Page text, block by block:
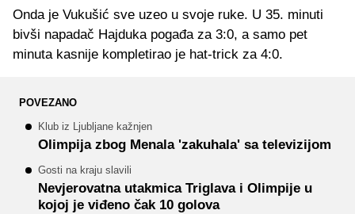
Onda je Vukušić sve uzeo u svoje ruke. U 35. minuti
bivši napadač Hajduka pogađa za 3:0, a samo pet
minuta kasnije kompletirao je hat-trick za 4:0.
POVEZANO
Klub iz Ljubljane kažnjen
Olimpija zbog Menala 'zakuhala' sa televizijom
Gosti na kraju slavili
Nevjerovatna utakmica Triglava i Olimpije u
kojoj je viđeno čak 10 golova